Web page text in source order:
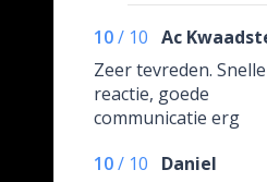
10 / 10 Ac
Zeer tevreden. Snelle
reactie, goede
communicatie erg
10 / 10
Daniel